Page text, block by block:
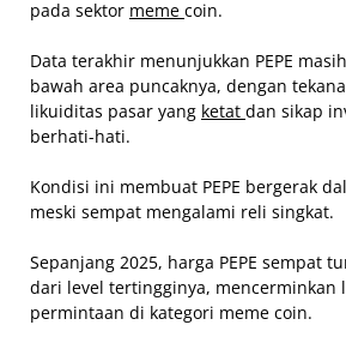
pada sektor meme coin.
Data terakhir menunjukkan PEPE
bawah area puncaknya, dengan
likuiditas pasar yang ketat dan sikap
berhati-hati.
Kondisi ini membuat PEPE bergerak
meski sempat mengalami reli singkat.
Sepanjang 2025, harga PEPE sempat
dari level tertingginya, mencerminkan
permintaan di kategori meme coin.